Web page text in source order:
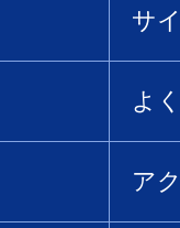
サ
よ
ア